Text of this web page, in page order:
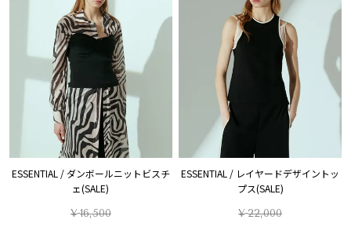
ESSENTIAL / ダンボールニットビスチ
ェ(SALE)
¥16,500
ESSENTIAL / レイヤードデザイントッ
プス(SALE)
¥22,000